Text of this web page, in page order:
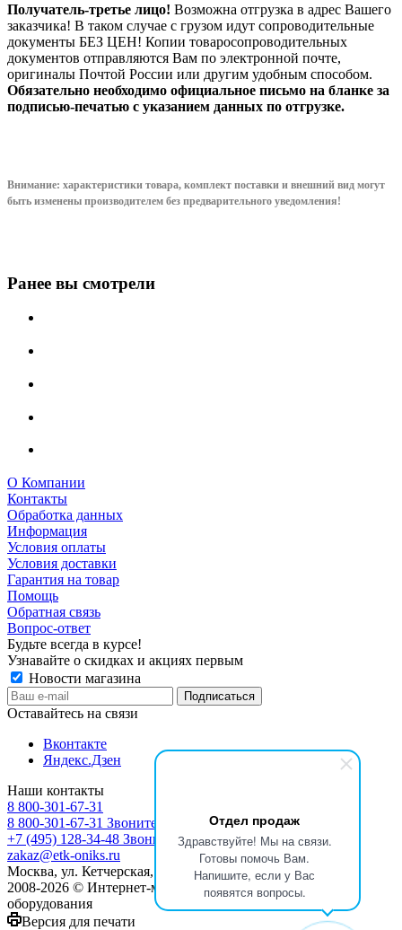
Отдел продаж
Здравствуйте! Мы на связи.
Готовы помочь Вам.
Напишите, если у Вас
появятся вопросы.
Получатель-третье лицо! Возможна отгрузка в адрес Вашего
заказчика! В таком случае с грузом идут сопроводительные
документы БЕЗ ЦЕН! Копии товаросопроводительных
документов отправляются Вам по электронной почте,
оригиналы Почтой России или другим удобным способом.
Обязательно необходимо официальное письмо на бланке за
подписью-печатью с указанием данных по отгрузке.
Внимание: характеристики товара, комплект поставки и внешний вид могут
быть изменены производителем без предварительного уведомления!
Ранее вы смотрели
О Компании
Контакты
Обработка данных
Информация
Условия оплаты
Условия доставки
Гарантия на товар
Помощь
Обратная связь
Вопрос-ответ
Будьте всегда в курсе!
Узнавайте о скидках и акциях первым
Новости магазина
Оставайтесь на связи
Вконтакте
Яндекс.Дзен
Наши контакты
8 800-301-67-31
8 800-301-67-31 Звоните с 9:00 до 17:00
+7 (495) 128-34-48 Звоните с 8:30 до 17:30
zakaz@etk-oniks.ru
Москва, ул. Кетчерская,13
2008-2026 © Интернет-магазин электротехнического
оборудования
Версия для печати